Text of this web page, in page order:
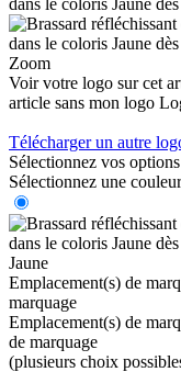
Zoom
Voir votre logo sur cet
article sans mon logo
Télécharger un autre
Sélectionnez vos options
Sélectionnez une couleur
Jaune
Emplacement(s) de
marquage
Emplacement(s) de
de marquage
(plusieurs choix